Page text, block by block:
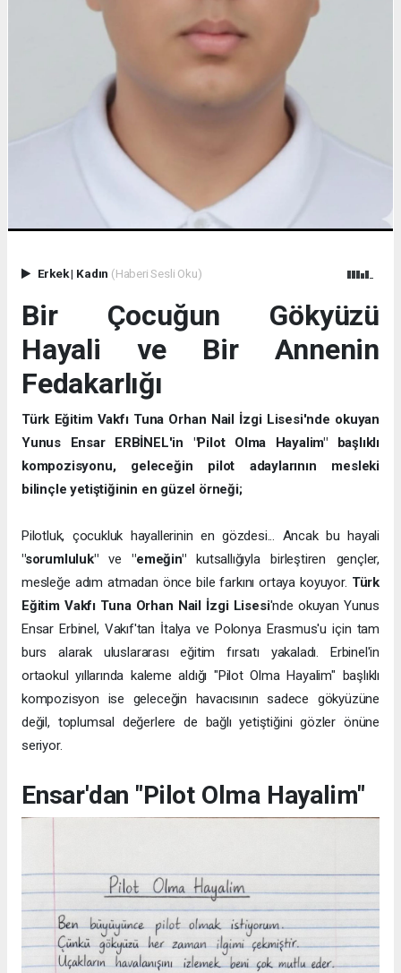
Erkek| Kadın (Haberi Sesli Oku)
Bir Çocuğun Gökyüzü
Hayali ve Bir Annenin
Fedakarlığı
Türk Eğitim Vakfı Tuna Orhan Nail İzgi Lisesi'nde okuyan
Yunus Ensar ERBİNEL'in "Pilot Olma Hayalim" başlıklı
kompozisyonu, geleceğin pilot adaylarının mesleki
bilinçle yetiştiğinin en güzel örneği;
Pilotluk, çocukluk hayallerinin en gözdesi... Ancak bu hayali
"sorumluluk"ve"emeğin"kutsallığıyla birleştiren gençler,
mesleğe adım atmadan önce bile farkını ortaya koyuyor. Türk
Eğitim Vakfı Tuna Orhan Nail İzgi Lisesi'nde okuyan Yunus
Ensar Erbinel, Vakıf'tan İtalya ve Polonya Erasmus'u için tam
burs alarak uluslararası eğitim fırsatı yakaladı. Erbinel'in
ortaokul yıllarında kaleme aldığı "Pilot Olma Hayalim" başlıklı
kompozisyon ise geleceğin havacısının sadece gökyüzüne
değil, toplumsal değerlere de bağlı yetiştiğini gözler önüne
seriyor.
Ensar'dan "Pilot Olma Hayalim"